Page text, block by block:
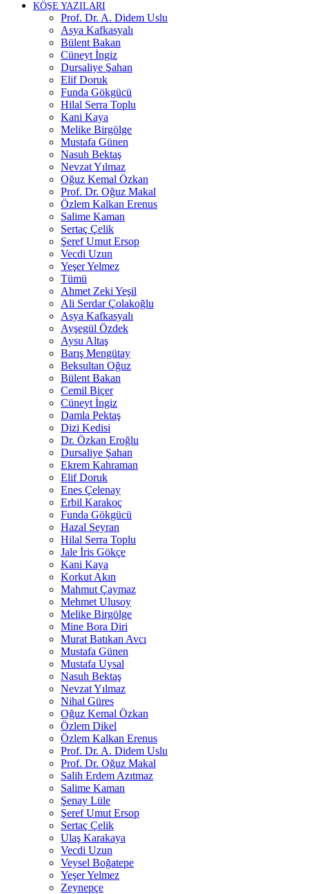
KÖŞE YAZILARI
Prof. Dr. A. Didem Uslu
Asya Kafkasyalı
Bülent Bakan
Cüneyt İngiz
Dursaliye Şahan
Elif Doruk
Funda Gökgücü
Hilal Serra Toplu
Kani Kaya
Melike Birgölge
Mustafa Günen
Nasuh Bektaş
Nevzat Yılmaz
Oğuz Kemal Özkan
Prof. Dr. Oğuz Makal
Özlem Kalkan Erenus
Salime Kaman
Sertaç Çelik
Şeref Umut Ersop
Vecdi Uzun
Yeşer Yelmez
Tümü
Ahmet Zeki Yeşil
Ali Serdar Çolakoğlu
Asya Kafkasyalı
Ayşegül Özdek
Aysu Altaş
Barış Mengütay
Beksultan Oğuz
Bülent Bakan
Cemil Biçer
Cüneyt İngiz
Damla Pektaş
Dizi Kedisi
Dr. Özkan Eroğlu
Dursaliye Şahan
Ekrem Kahraman
Elif Doruk
Enes Çelenay
Erbil Karakoç
Funda Gökgücü
Hazal Seyran
Hilal Serra Toplu
Jale İris Gökçe
Kani Kaya
Korkut Akın
Mahmut Çaymaz
Mehmet Ulusoy
Melike Birgölge
Mine Bora Diri
Murat Batıkan Avcı
Mustafa Günen
Mustafa Uysal
Nasuh Bektaş
Nevzat Yılmaz
Nihal Güres
Oğuz Kemal Özkan
Özlem Dikel
Özlem Kalkan Erenus
Prof. Dr. A. Didem Uslu
Prof. Dr. Oğuz Makal
Salih Erdem Azıtmaz
Salime Kaman
Şenay Lüle
Şeref Umut Ersop
Sertaç Çelik
Ulaş Karakaya
Vecdi Uzun
Veysel Boğatepe
Yeşer Yelmez
Zeynepçe